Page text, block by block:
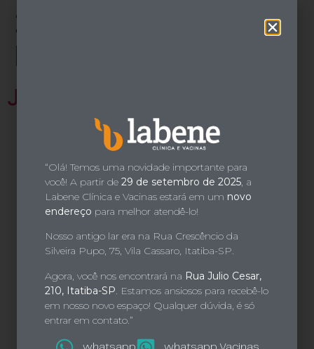
2025 Especialidade
Equipe:
Juliana Bortolasi Machado
“Olá! Temos uma novidade importante para
você! A partir de 29 de setembro de 2025, a
Labene Clínica e Vacinas estará em um novo
endereço para melhor atendê-lo!
Nosso antigo lar era na Rua Crescêncio da
Silveira Pupo, 75, Vila Cassaro, Itatiba-SP.
Agora, você nos encontrará na Rua Julio Cesar,
210, Itatiba-SP. Estamos ansiosos para recebê-lo
em nosso novo espaço! Qualquer dúvida, é só
entrar em contato.”